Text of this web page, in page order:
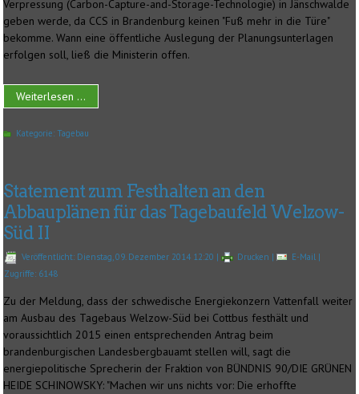
Verpressung (Carbon-Capture-and-Storage-Technologie) in Jänschwalde
geben werde, da CCS in Brandenburg keinen "Fuß mehr in die Türe"
bekomme. Wann eine öffentliche Auslegung der Planungsunterlagen
erfolgen soll, ließ die Ministerin offen.
Weiterlesen ...
Kategorie:Tagebau
Statement zum Festhalten an den
Abbauplänen für das Tagebaufeld Welzow-
Süd II
Veröffentlicht: Dienstag, 09. Dezember 2014 12:20 | Drucken | E-Mail |
Zugriffe: 6148
Zu der Meldung, dass der schwedische Energiekonzern Vattenfall weiter
am Ausbau des Tagebaus Welzow-Süd bei Cottbus festhält und
voraussichtlich 2015 einen entsprechenden Antrag beim
brandenburgischen Landesbergbauamt stellen will, sagt die
energiepolitische Sprecherin der Fraktion von BÜNDNIS 90/DIE GRÜNEN
HEIDE SCHINOWSKY: "Machen wir uns nichts vor: Die erhoffte